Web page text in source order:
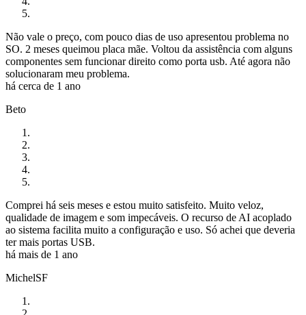
Não vale o preço, com pouco dias de uso apresentou problema no
SO. 2 meses queimou placa mãe. Voltou da assistência com alguns
componentes sem funcionar direito como porta usb. Até agora não
solucionaram meu problema.
há cerca de 1 ano
Beto
Comprei há seis meses e estou muito satisfeito. Muito veloz,
qualidade de imagem e som impecáveis. O recurso de AI acoplado
ao sistema facilita muito a configuração e uso. Só achei que deveria
ter mais portas USB.
há mais de 1 ano
MichelSF